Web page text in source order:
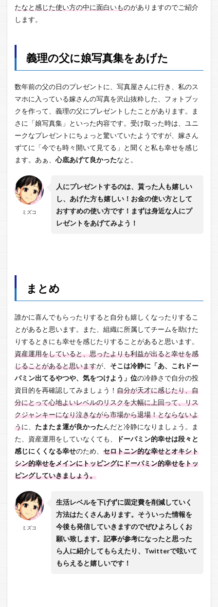
たなと感じた使い方の中に面白いものがありますのでご紹介
します。
義理の父に娘写真集をあげた
数年前の父の日のプレゼントに、写真屋さんに行き、私のス
マホに入っている嫁さんの写真を沢山抜粋した、フォトブッ
クを作って、義理の父にプレゼントしたことがあります。ま
さに「娘写真集」といった内容です。受け取った時は、ユニ
ークなプレゼントにちょっと驚いていたようですが、嫁さん
ずてに「今でも時々開いて見てる」と聞くと私も幸せを感じ
ます。あぁ、 心底あげて良かったなと。
ミズコ
人にプレゼントするのは、貰った人も嬉しい
し、あげた方も嬉しい！お金の使い方として
おすすめの使い方です！まずは身近な人にプ
レゼントをあげてみよう！
まとめ
誰かに喜んでもらったりすると自分も嬉しくなったりするこ
とがあると思います。また、組織に所属してチームを助けた
りするときにも幸せを感じたりすることがあると思います。
資産運用をしていると、思ったよりも利益が出ると幸せを感
じることがあると思いますが、 そこは冷静に「あ、これドー
パミン出てるやつや、気をつけよう」位の冷静さで自分の投
資目的を再確認してみましょう！ 自分が天才に感じたり、自
分にとって心地よいレベルのリスクを大幅に上回って、リス
クジャンキーになり泣きながら市場から退場！とならないよ
うに、 たまたま運が良かったんだと冷静になりましょう。ま
た、資産運用をしていなくても、
ドーパミン的幸せは段々と
感じにくくなる幸せのため、 セロトニン的な幸せとオキシト
シン的幸せをメインにトッピングにドーパミン的幸せをトッ
ピングしていきましょう。
ミズコ
生活レベルを下げずに固定費を削減していく
方法はたくさんあります。そういった情報を
今後も発信していきますのでぜひよろしくお
願い致します。記事が参考になったと思った
ら人に紹介してもらえたり、Twitterで呟いて
もらえると嬉しいです！